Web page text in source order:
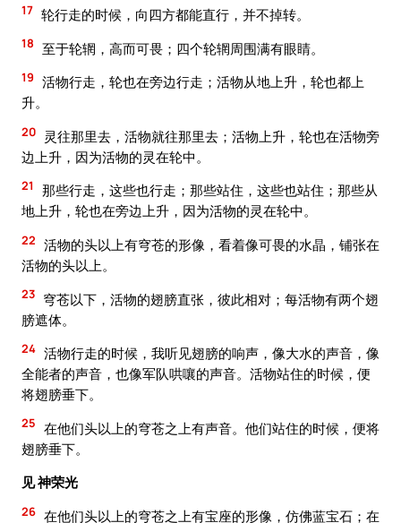
17 轮行走的时候，向四方都能直行，并不掉转。
18 至于轮辋，高而可畏；四个轮辋周围满有眼睛。
19 活物行走，轮也在旁边行走；活物从地上升，轮也都上
升。
20
灵往那里去，活物就往那里去；活物上升，轮也在活物旁
边上升，因为活物的灵在轮中。
21
那些行走，这些也行走；那些站住，这些也站住；那些从
地上升，轮也在旁边上升，因为活物的灵在轮中。
22 活物的头以上有穹苍的形像，看着像可畏的水晶，铺张在
活物的头以上。
23 穹苍以下，活物的翅膀直张，彼此相对；每活物有两个翅
膀遮体。
24 活物行走的时候，我听见翅膀的响声，像大水的声音，像
全能者的声音，也像军队哄嚷的声音。活物站住的时候，便
将翅膀垂下。
25 在他们头以上的穹苍之上有声音。他们站住的时候，便将
翅膀垂下。
见 神荣光
26 在他们头以上的穹苍之上有宝座的形像，仿佛蓝宝石；在